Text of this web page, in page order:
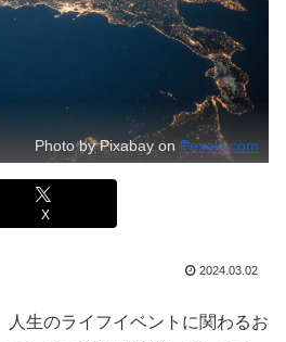
Photo by Pixabay onPexels.com
X
2024.03.02
人生のライフイベントに関わるお